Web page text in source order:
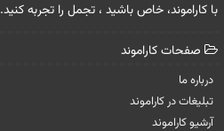
با کاراموند، خاص باشید ، تجمل را تجربه کنید.
صفحات كاراموند
درباره ما
تبلیغات در كاراموند
آرشیو كاراموند